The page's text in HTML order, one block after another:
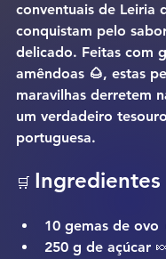
conventuais de Leiria
conquistam pelo
delicado. Feitas com
amêndoas 🌰, estas
maravilhas derretem
um verdadeiro
portuguesa.
🛒 Ingredientes
10 gemas de ovo
250 g de açúcar